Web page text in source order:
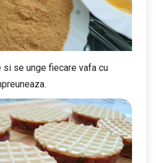
si se unge fiecare vafa cu